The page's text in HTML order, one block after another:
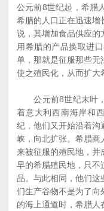
公元前8世纪起，希腊
希腊的人口正在迅速增
说，其增加食品供应的
用希腊的产品换取进
单，那就是征服那些无
使之殖民化，从而扩大
公元前8世纪末叶，
着意大利西南海岸和
纪，他们又开始沿着沟
峡，向北扩张。希腊商
来被征服的殖民地，并
早的希腊殖民地，只不
品。与此相同，他们这
们生产谷物不是为了向
的海上通道时，希腊人